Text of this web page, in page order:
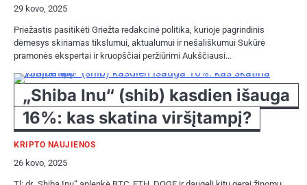
29 kovo, 2025
Priežastis pasitikėti Griežta redakcinė politika, kurioje pagrindinis
dėmesys skiriamas tikslumui, aktualumui ir nešališkumui Sukūrė
pramonės ekspertai ir kruopščiai peržiūrimi Aukščiausi…
„Shiba Inu“ (shib) kasdien išauga
16%: kas skatina viršįtampį?
KRIPTO NAUJIENOS
26 kovo, 2025